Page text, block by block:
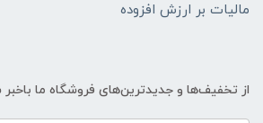
مالیات بر ارزش افزوده
از تخفیف‌ها و جدیدترین‌های فروشگاه ما